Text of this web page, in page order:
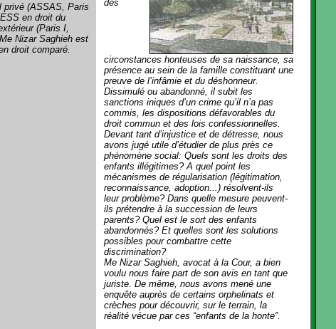
privé (ASSAS, Paris
en droit du
(Paris I,
Nizar Saghieh est
droit comparé.
des
circonstances honteuses de sa naissance, sa
présence au sein de la famille constituant une
preuve de l’infâmie et du déshonneur.
Dissimulé ou abandonné, il subit les
sanctions iniques d’un crime qu’il n’a pas
commis, les dispositions défavorables du
droit commun et des lois confessionnelles.
Devant tant d’injustice et de détresse, nous
avons jugé utile d’étudier de plus près ce
phénomène social: Quels sont les droits des
enfants illégitimes? A quel point les
mécanismes de régularisation (légitimation,
reconnaissance, adoption...) résolvent-ils
leur problème? Dans quelle mesure peuvent-
ils prétendre à la succession de leurs
parents? Quel est le sort des enfants
abandonnés? Et quelles sont les solutions
possibles pour combattre cette
discrimination?
Me Nizar Saghieh, avocat à la Cour, a bien
voulu nous faire part de son avis en tant que
juriste. De même, nous avons mené une
enquête auprès de certains orphelinats et
crèches pour découvrir, sur le terrain, la
réalité vécue par ces “enfants de la honte”.